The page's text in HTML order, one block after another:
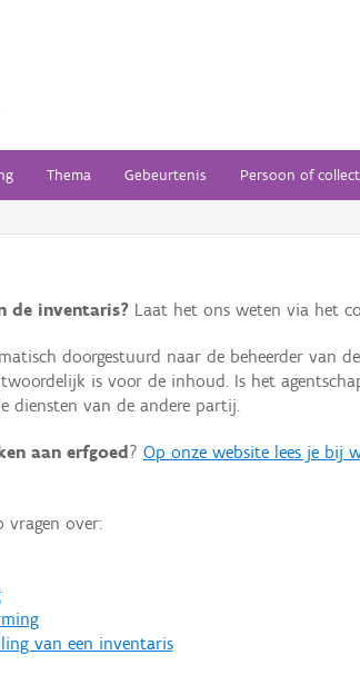
Thema Gebeurtenis Persoon of
de inventaris? Laat het ons weten via het
doorgestuurd naar de beheerder van
is voor de inhoud. Is het
diensten van de andere partij.
aan erfgoed ? Op onze website lees je bij
over:
van een inventaris